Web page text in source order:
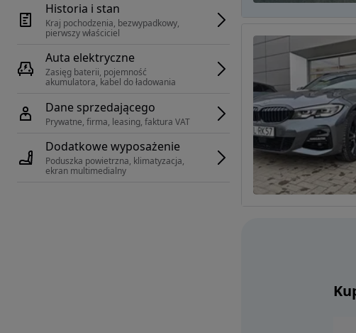
Historia i stan
Kraj pochodzenia, bezwypadkowy,
pierwszy właściciel
Auta elektryczne
Zasięg baterii, pojemność
akumulatora, kabel do ładowania
Dane sprzedającego
Prywatne, firma, leasing, faktura VAT
Dodatkowe wyposażenie
Poduszka powietrzna, klimatyzacja,
ekran multimedialny